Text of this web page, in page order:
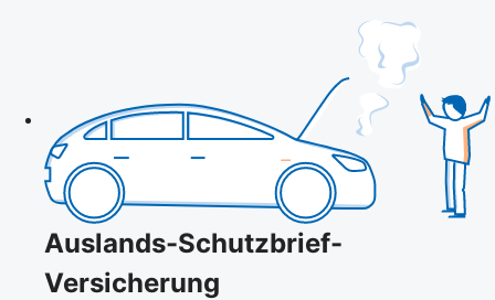
Auslands-Schutzbrief-
Versicherung